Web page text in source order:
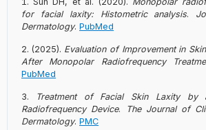
for facial laxity: Histometric analysis.
Dermatology. PubMed
(2025). Evaluation of Improvement in
After Monopolar Radiofrequency
PubMed
Treatment of Facial Skin Laxity by
Radiofrequency Device.
The Journal of
Dermatology. PMC